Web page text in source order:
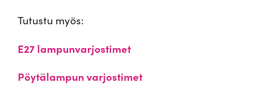
Tutustu myös:
E27 lampunvarjostimet
Pöytälampun varjostimet